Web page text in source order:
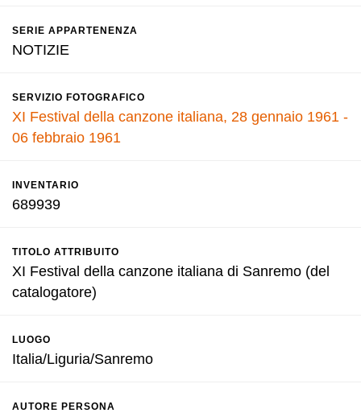
SERIE APPARTENENZA
NOTIZIE
SERVIZIO FOTOGRAFICO
XI Festival della canzone italiana, 28 gennaio 1961 -
06 febbraio 1961
INVENTARIO
689939
TITOLO ATTRIBUITO
XI Festival della canzone italiana di Sanremo (del
catalogatore)
LUOGO
Italia/Liguria/Sanremo
AUTORE PERSONA